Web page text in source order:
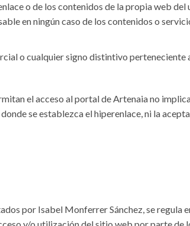
o de los contenidos de la propia web
en ningún caso de los contenidos o
o cualquier signo distintivo perteneciente
el acceso al portal de Artenaia no
se establezca el hiperenlace, ni la
por Isabel Monferrer Sánchez, se regula